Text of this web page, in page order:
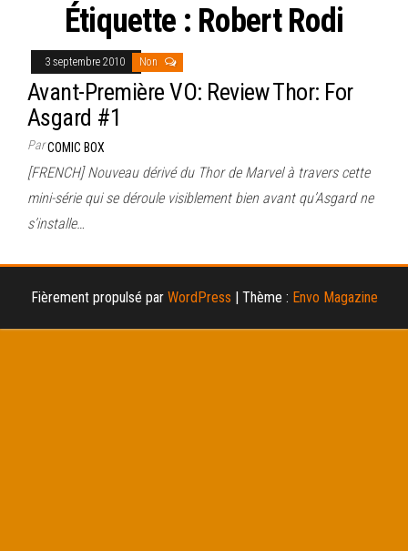
Étiquette : Robert Rodi
3 septembre 2010 Non
Avant-Première VO: Review Thor: For
Asgard #1
ParCOMIC BOX
[FRENCH] Nouveau dérivé du Thor de Marvel à travers cette
mini-série qui se déroule visiblement bien avant qu’Asgard ne
s’installe…
Fièrement propulsé par WordPress | Thème : Envo Magazine